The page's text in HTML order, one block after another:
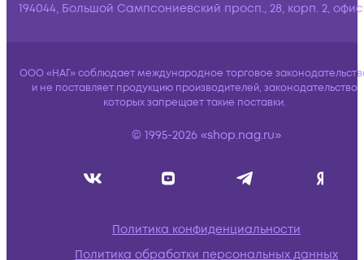
194044, Большой Сампсониевский просп., 28, корп. 2,
ООО «НАГ» соблюдает международное торговое
и не поставляет продукцию производителей, законодательство
которых запрещает такие поставки.
© 1995-2026 «shop.nag.ru»
Политика конфиденциальности
Политика обработки персональных данных